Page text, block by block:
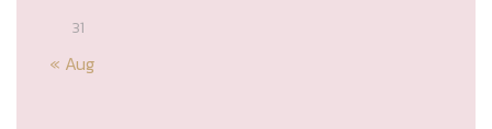
31
« Aug